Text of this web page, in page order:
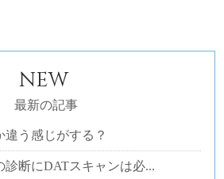
NEW
最新の記事
う感じがする？
診断にDATスキャンは必...